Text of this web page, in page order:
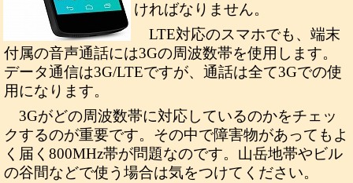
ければなりません。
LTE対応のスマホでも、端末
付属の音声通話には3Gの周波数帯を使用します。
データ通信は3G/LTEですが、通話は全て3Gでの使
用になります。
3Gがどの周波数帯に対応しているのかをチェッ
クするのが重要です。その中で障害物があってもよ
く届く800MHz帯が問題なのです。山岳地帯やビル
の谷間などで使う場合は気をつけてください。